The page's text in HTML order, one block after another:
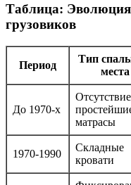
Таблица: Эволюция
грузовиков
Период
Тип
места
До 1970-х
матрасы
1970-1990
Складные
кровати